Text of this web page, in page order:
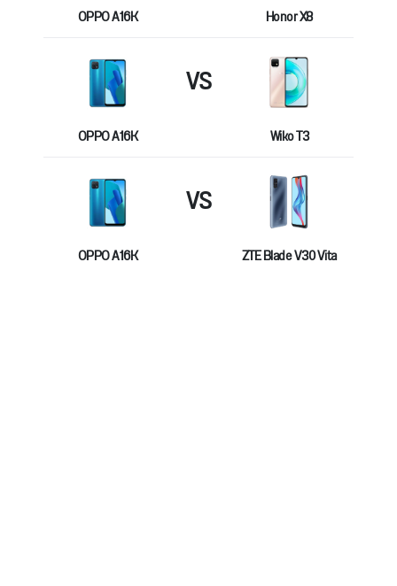
OPPO A16K Honor X8
OPPO A16K
VS
Wiko T3
OPPO A16K
VS
ZTE Blade V30 Vita